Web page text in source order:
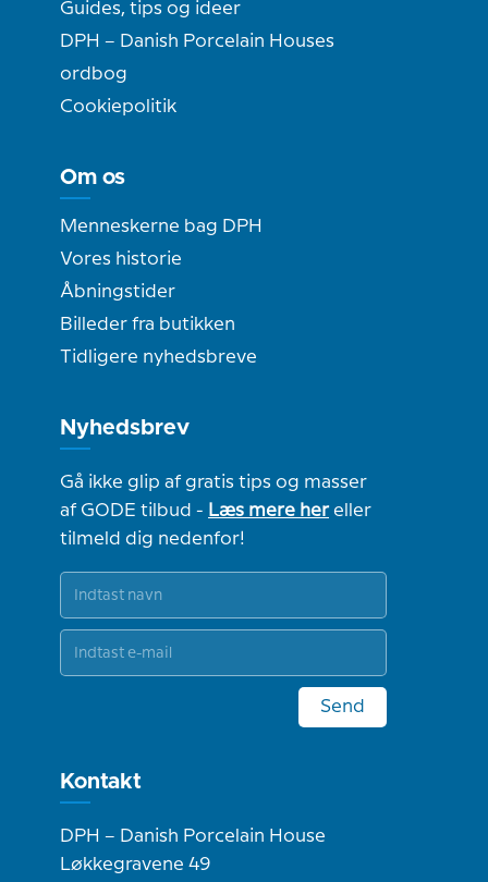
Guides, tips og ideer
DPH – Danish Porcelain Houses
ordbog
Cookiepolitik
Om os
Menneskerne bag DPH
Vores historie
Åbningstider
Billeder fra butikken
Tidligere nyhedsbreve
Nyhedsbrev
Gå ikke glip af gratis tips og masser
af GODE tilbud - Læs mere hereller
tilmeld dig nedenfor!
Send
Kontakt
DPH – Danish Porcelain House
Løkkegravene 49